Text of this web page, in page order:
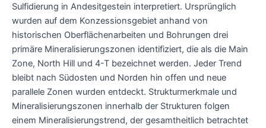
Sulfidierung in Andesitgestein interpretiert. Ursprünglich
wurden auf dem Konzessionsgebiet anhand von
historischen Oberflächenarbeiten und Bohrungen drei
primäre Mineralisierungszonen identifiziert, die als die Main
Zone, North Hill und 4-T bezeichnet werden. Jeder Trend
bleibt nach Südosten und Norden hin offen und neue
parallele Zonen wurden entdeckt. Strukturmerkmale und
Mineralisierungszonen innerhalb der Strukturen folgen
einem Mineralisierungstrend, der gesamtheitlich betrachtet